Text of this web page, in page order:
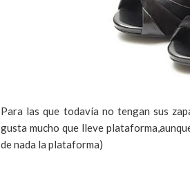
Para las que todavía no tengan sus
gusta mucho que lleve
de nada la plataforma)